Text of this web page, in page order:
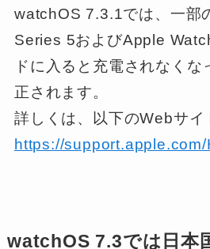
watchOS 7.3.1では、一部
Series 5およびApple
ドに入ると充電されなくな
正されます。
詳しくは、以下のWebサイ
https://
watchOS 7.3では日本